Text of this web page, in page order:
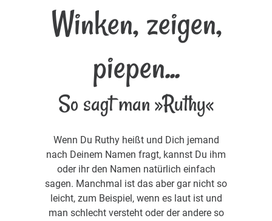
Winken, zeigen,
piepen...
So sagt man »Ruthy«
Wenn Du Ruthy heißt und Dich jemand
nach Deinem Namen fragt, kannst Du ihm
oder ihr den Namen natürlich einfach
sagen. Manchmal ist das aber gar nicht so
leicht, zum Beispiel, wenn es laut ist und
man schlecht versteht oder der andere so